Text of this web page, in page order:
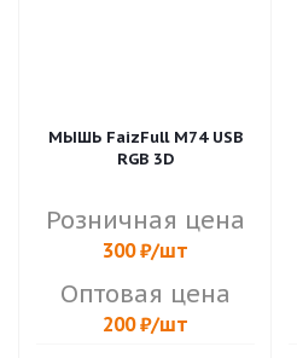
МЫШЬ FaizFull M74 USB
RGB 3D
Розничная цена
300₽/шт
Оптовая цена
200₽/шт